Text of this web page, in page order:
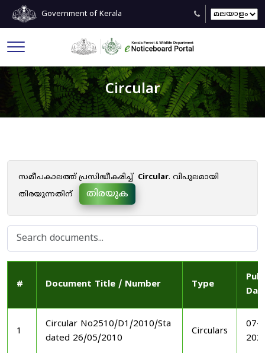
Government of Kerala
Circular
സമീപകാലത്ത് പ്രസിദ്ധീകരിച്ച് Circular. വിപുലമായി
തിരയുന്നതിന്
തിരയുക
# Document Title / Number Type
1
Circular No2510/D1/2010/Sta
dated 26/05/2010
Circulars
07-